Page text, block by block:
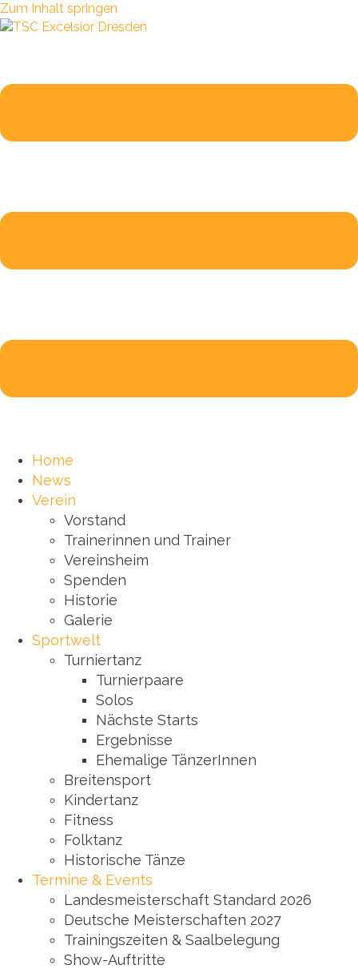
Zum Inhalt springen
Home
News
Verein
Vorstand
Trainerinnen und Trainer
Vereinsheim
Spenden
Historie
Galerie
Sportwelt
Turniertanz
Turnierpaare
Solos
Nächste Starts
Ergebnisse
Ehemalige TänzerInnen
Breitensport
Kindertanz
Fitness
Folktanz
Historische Tänze
Termine & Events
Landesmeisterschaft Standard 2026
Deutsche Meisterschaften 2027
Trainingszeiten & Saalbelegung
Show-Auftritte